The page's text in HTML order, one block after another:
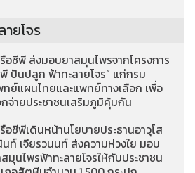
ยโจร
อซีพี ส่งมอบยาสมุนไพรจากโครงการ
ปันปลูก ฟ้าทะลายโจร” แก่กรม
ย์แผนไทยและแพทย์ทางเลือก เพื่อ
จ่ายประชาชนเสริมภูมิคุ้มกัน
อซีพีเดินหน้านโยบายประธานอาวุโส
ท์ เจียรวนนท์ ส่งความห่วงใย มอบ
มุนไพรฟ้าทะลายโจรให้กับประชาชน